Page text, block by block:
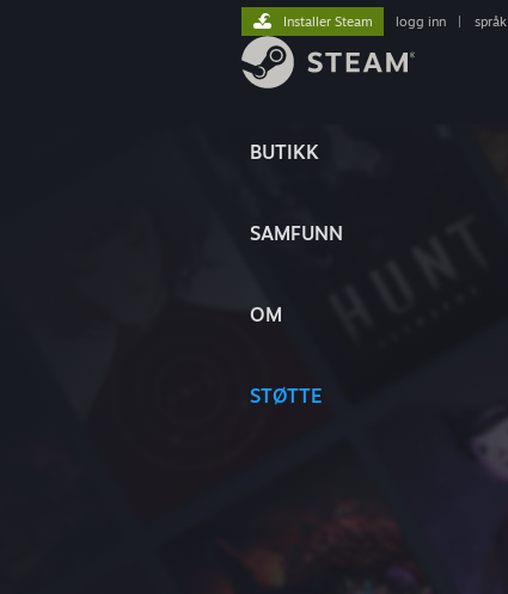
BUTIKK
SAMFUNN
OM
STØTTE
Installer Steam logg inn språk